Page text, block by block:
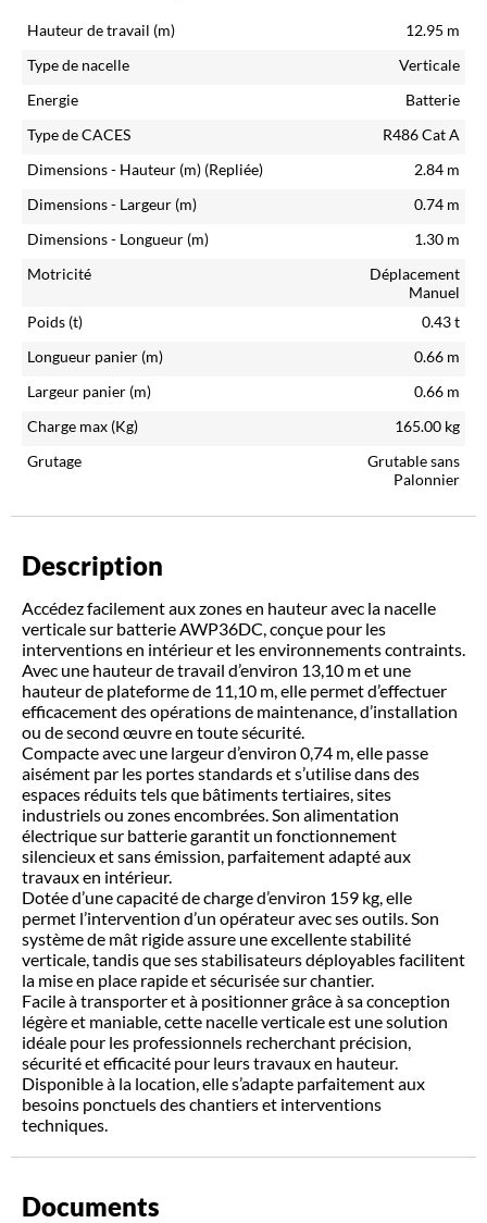
Hauteur de travail (m) 12.95 m
Type de nacelle
Verticale
Energie
Batterie
Type de CACES
R486 Cat A
Dimensions - Hauteur (m) (Repliée) 2.84 m
Dimensions - Largeur (m)
0.74 m
Dimensions - Longueur (m)
1.30 m
Motricité
Déplacement
Manuel
Poids (t)
0.43t
Longueur panier (m)
0.66 m
Largeur panier (m)
0.66 m
Charge max (Kg)
165.00 kg
Grutage
Grutable sans
Palonnier
Description
Accédez facilement aux zones en hauteur avec la nacelle
verticale sur batterie AWP36DC, conçue pour les
interventions en intérieur et les environnements contraints.
Avec une hauteur de travail d’environ 13,10 m et une
hauteur de plateforme de 11,10 m, elle permet d’effectuer
efficacement des opérations de maintenance, d’installation
ou de second œuvre en toute sécurité.
Compacte avec une largeur d’environ 0,74 m, elle passe
aisément par les portes standards et s’utilise dans des
espaces réduits tels que bâtiments tertiaires, sites
industriels ou zones encombrées. Son alimentation
électrique sur batterie garantit un fonctionnement
silencieux et sans émission, parfaitement adapté aux
travaux en intérieur.
Dotée d’une capacité de charge d’environ 159 kg, elle
permet l’intervention d’un opérateur avec ses outils. Son
système de mât rigide assure une excellente stabilité
verticale, tandis que ses stabilisateurs déployables facilitent
la mise en place rapide et sécurisée sur chantier.
Facile à transporter et à positionner grâce à sa conception
légère et maniable, cette nacelle verticale est une solution
idéale pour les professionnels recherchant précision,
sécurité et efficacité pour leurs travaux en hauteur.
Disponible à la location, elle s’adapte parfaitement aux
besoins ponctuels des chantiers et interventions
techniques.
Documents